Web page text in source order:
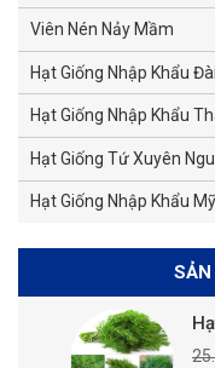
Viên Nén Nảy Mầm
Hạt Giống Nhập Khẩu
Hạt Giống Nhập Khẩu
Hạt Giống Tứ Xuyên
Hạt Giống Nhập Khẩu Mỹ